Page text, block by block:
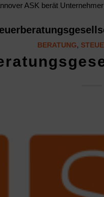
ASK berät
BERATUNG,